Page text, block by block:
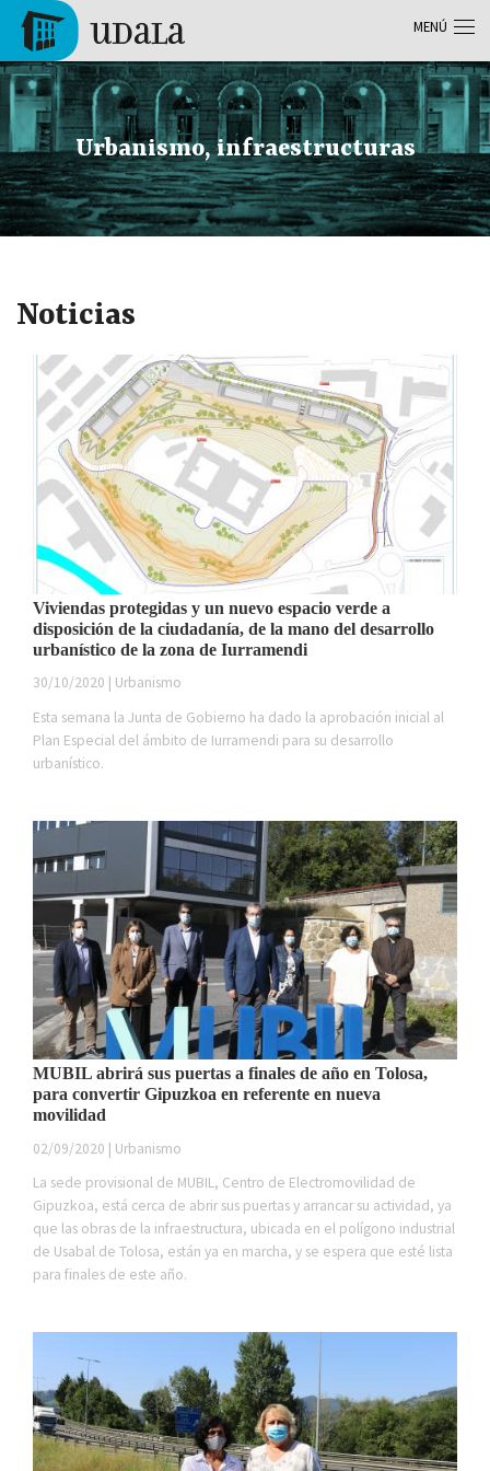
Pasar al contenido principal
Tolosa
Urbanismo, infraestructuras
Noticias
Viviendas protegidas y un nuevo espacio verde a
disposición de la ciudadanía, de la mano del desarrollo
urbanístico de la zona de Iurramendi
30/10/2020 | Urbanismo
Esta semana la Junta de Gobierno ha dado la aprobación inicial al
Plan Especial del ámbito de Iurramendi para su desarrollo
urbanístico.
MUBIL abrirá sus puertas a finales de año en Tolosa,
para convertir Gipuzkoa en referente en nueva
movilidad
02/09/2020 | Urbanismo
La sede provisional de MUBIL, Centro de Electromovilidad de
Gipuzkoa, está cerca de abrir sus puertas y arrancar su actividad, ya
que las obras de la infraestructura, ubicada en el polígono industrial
de Usabal de Tolosa, están ya en marcha, y se espera que esté lista
para finales de este año.
MENÚ